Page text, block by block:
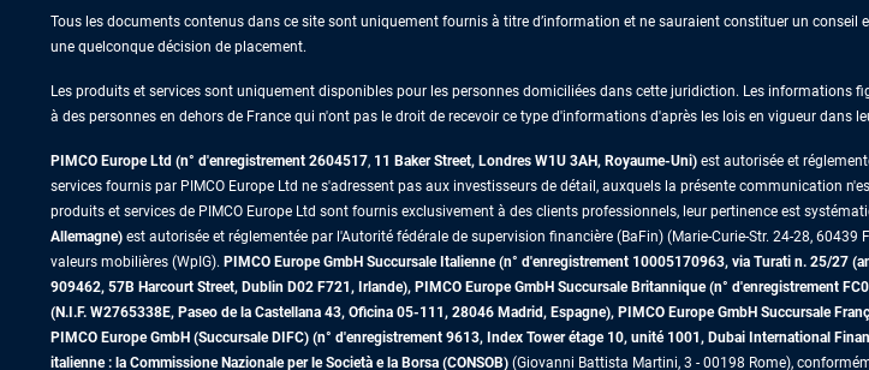
Tous les documents contenus dans ce site sont uniquement fournis à titre d’information et ne sauraient constituer un
une quelconque décision de placement.
Les produits et services sont uniquement disponibles pour les personnes domiciliées dans cette juridiction. Les
à des personnes en dehors de France qui n'ont pas le droit de recevoir ce type d'informations d'après les lois en vigueur dans
PIMCO Europe Ltd (n° d'enregistrement 2604517, 11 Baker Street, Londres W1U 3AH, Royaume-Uni) est autorisée et
services fournis par PIMCO Europe Ltd ne s'adressent pas aux investisseurs de détail, auxquels la présente communication
produits et services de PIMCO Europe Ltd sont fournis exclusivement à des clients professionnels, leur pertinence est
Allemagne) est autorisée et réglementée par l'Autorité fédérale de supervision financière (BaFin) (Marie-Curie-Str. 24-28,
valeurs mobilières (WpIG). PIMCO Europe GmbH Succursale Italienne (n° d'enregistrement 10005170963, via Turati n. 25/27
909462, 57B Harcourt Street, Dublin D02 F721, Irlande), PIMCO Europe GmbH Succursale Britannique (n° d'enregistrement
(N.I.F. W2765338E, Paseo de la Castellana 43, Oficina 05-111, 28046 Madrid, Espagne), PIMCO Europe GmbH Succursale
PIMCO Europe GmbH (Succursale DIFC) (n° d'enregistrement 9613, Index Tower étage 10, unité 1001, Dubai International
italienne : la Commissione Nazionale per le Società e la Borsa (CONSOB) (Giovanni Battista Martini, 3 - 00198 Rome),